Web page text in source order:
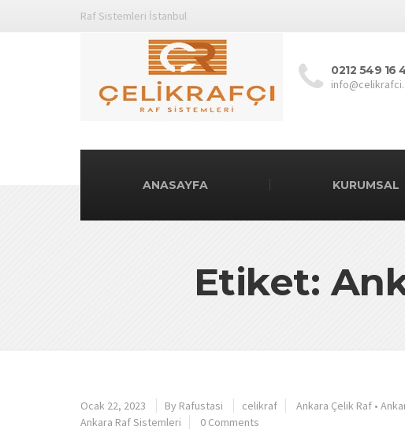
Raf Sistemleri İstanbul
0212 549 16
ANASAYFA KURUMSAL
Etiket:
Ocak 22, 2023 By Rafustasi celikraf Ankara Çelik Raf •
Ankara Raf Sistemleri
0 Comments